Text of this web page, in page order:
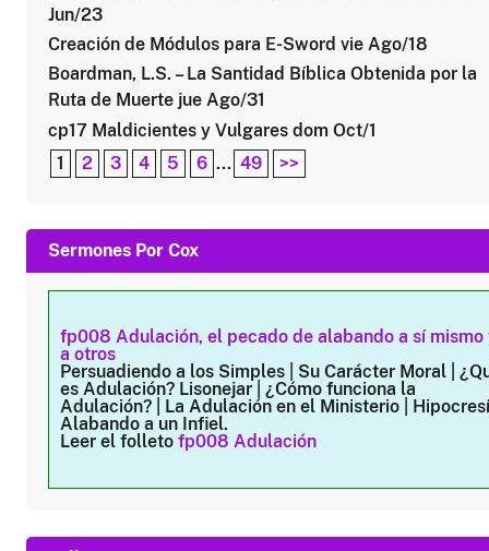
Jun/23
Creación de Módulos para E-Sword vie Ago/18
Boardman, L.S. – La Santidad Bíblica Obtenida por la
Ruta de Muerte jue Ago/31
cp17 Maldicientes y Vulgares dom Oct/1
1
2 3 4 5 6 ... 49 >>
Sermones Por Cox
fp008 Adulación, el pecado de alabando a sí mismo
a otros
Persuadiendo a los Simples | Su Carácter Moral |
es Adulación? Lisonejar | ¿Cómo funciona la
Adulación? | La Adulación en el Ministerio |
Alabando a un Infiel.
Leer el folleto fp008 Adulación